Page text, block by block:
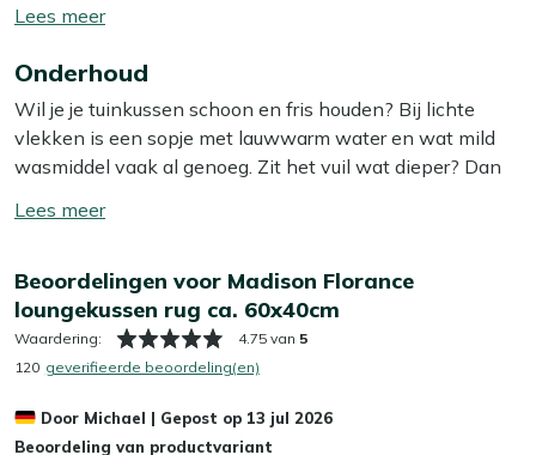
kunt ontspannen in je tuin. De afmetingen van 60x40 cm
loungesets. De stijlvolle kleur Woven Denim Grey past
goed bij veel verschillende tuinmeubelen en geeft je
buitenruimte een moderne uitstraling. Dit kussen is een
praktische keuze voor wie graag comfortabel en stijlvol
wil loungen.
Bekijk meer Loungekussens
Toon/verberg
meer
Onderhoud
Wil je je tuinkussen schoon en fris houden? Bij lichte
vlekken is een sopje met lauwwarm water en wat mild
wasmiddel vaak al genoeg. Zit het vuil wat dieper? Dan
hardnekkige vlekken los te krijgen zonder de stof aan te
schaduw laat opdrogen, zo voorkom je dat de kleur
terugloopt.
Wil je het jezelf nog makkelijker maken? Dan is het slim
Kees Smit Textiel & Rope beschermer. Deze maakt je
Toon/verberg
Beoordelingen voor Madison Florance
loungekussen rug ca. 60x40cm
Waardering: 4.75 van 5
120 geverifieerde beoordeling(en)
Door Michael | Gepost op 13 jul 2026
Beoordeling van productvariant